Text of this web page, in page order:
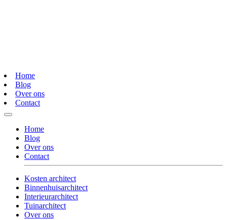
Home
Blog
Over ons
Contact
Home
Blog
Over ons
Contact
Kosten architect
Binnenhuisarchitect
Interieurarchitect
Tuinarchitect
Over ons